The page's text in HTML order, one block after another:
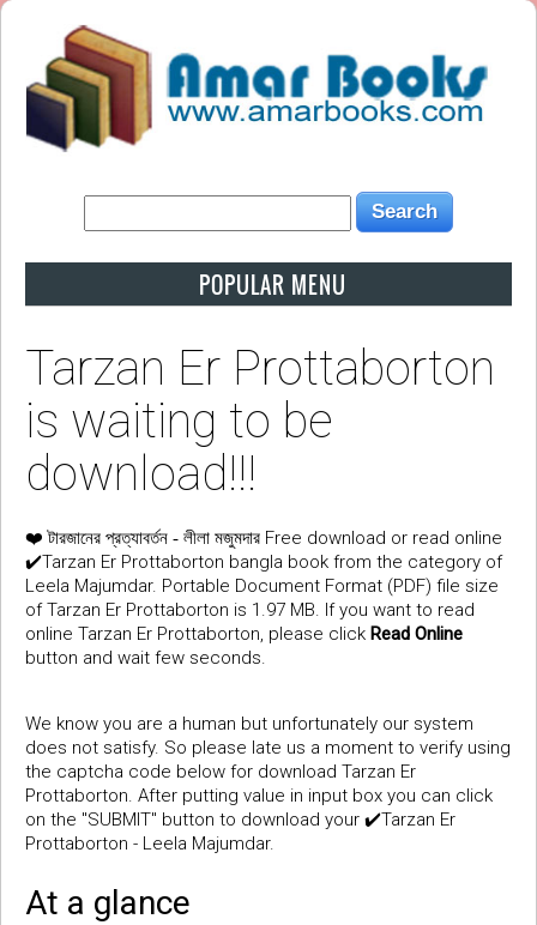
POPULAR MENU
Tarzan Er Prottaborton
is waiting to be
download!!!
❤️টারজানের প্রত্যাবর্তন - লীলা মজুমদার Free download or read online
✔️Tarzan Er Prottaborton bangla book from the category of
Leela Majumdar. Portable Document Format (PDF) file size
of Tarzan Er Prottaborton is 1.97 MB. If you want to read
online Tarzan Er Prottaborton, please click Read Online
button and wait few seconds.
We know you are a human but unfortunately our system
does not satisfy. So please late us a moment to verify using
the captcha code below for download Tarzan Er
Prottaborton. After putting value in input box you can click
on the "SUBMIT" button to download your ✔️Tarzan Er
Prottaborton - Leela Majumdar.
At a glance